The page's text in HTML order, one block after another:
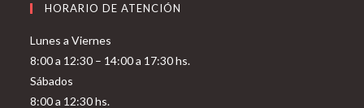
HORARIO DE ATENCIÓN
Lunes a Viernes
8:00 a 12:30 – 14:00 a 17:30 hs.
Sábados
8:00 a 12:30 hs.